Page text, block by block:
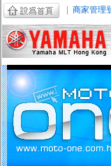
商家管理